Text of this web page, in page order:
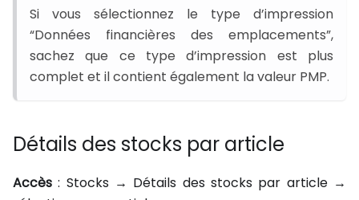
Si vous sélectionnez le type d’impression
“Données financières des emplacements”,
sachez que ce type d’impression est plus
complet et il contient également la valeur PMP.
Détails des stocks par article
Accès : Stocks → Détails des stocks par article →